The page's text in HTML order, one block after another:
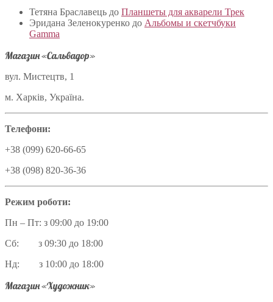
Тетяна Браславець до Планшеты для акварели Трек
Эридана Зеленокуренко до Альбомы и скетчбуки
Gamma
Магазин «Сальвадор»
вул. Мистецтв, 1
м. Харків, Україна.
Телефони:
+38 (099) 620-66-65
+38 (098) 820-36-36
Режим роботи:
Пн – Пт: з 09:00 до 19:00
Сб: з 09:30 до 18:00
Нд: з 10:00 до 18:00
Магазин «Художник»